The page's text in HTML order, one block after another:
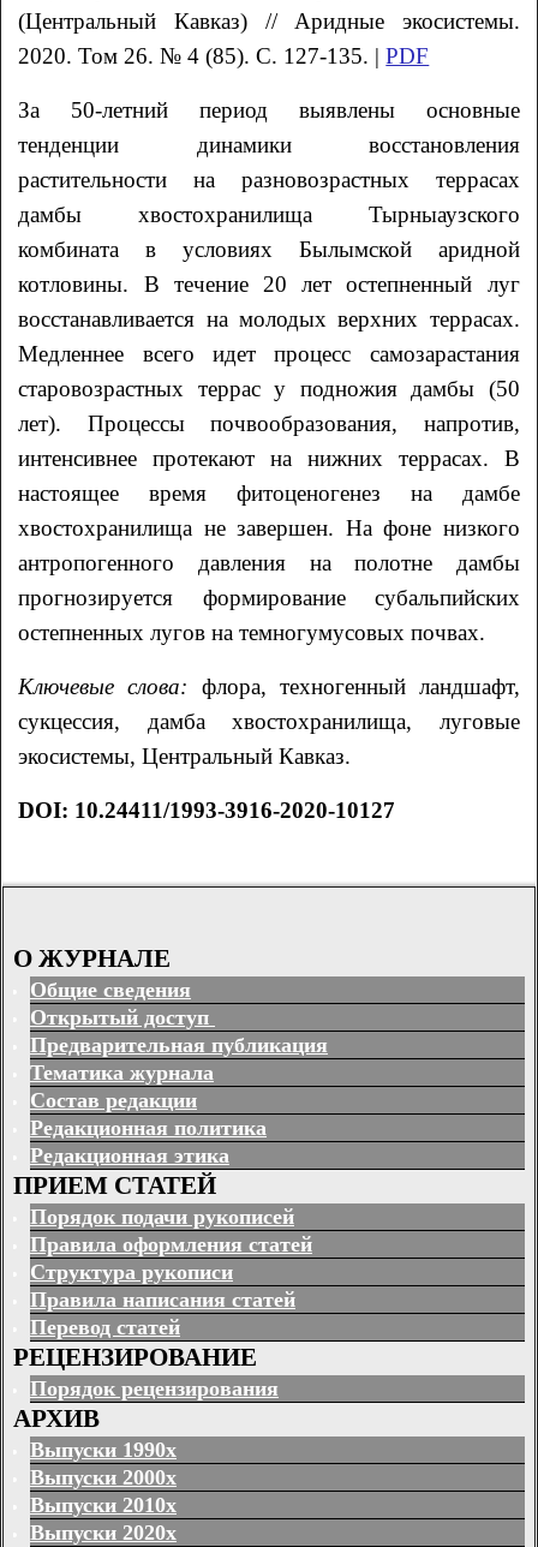
(Центральный Кавказ) // Аридные экосистемы.
2020. Том 26. № 4 (85). С. 127-135. |PDF
За 50-летний период выявлены основные
тенденции динамики восстановления
растительности на разновозрастных террасах
дамбы хвостохранилища Тырныаузского
комбината в условиях Былымской аридной
котловины. В течение 20 лет остепненный луг
восстанавливается на молодых верхних террасах.
Медленнее всего идет процесс самозарастания
старовозрастных террас у подножия дамбы (50
лет). Процессы почвообразования, напротив,
интенсивнее протекают на нижних террасах. В
настоящее время фитоценогенез на дамбе
хвостохранилища не завершен. На фоне низкого
антропогенного давления на полотне дамбы
прогнозируется формирование субальпийских
остепненных лугов на темногумусовых почвах.
Ключевые слова: флора, техногенный ландшафт,
сукцессия, дамба хвостохранилища, луговые
экосистемы, Центральный Кавказ.
DOI: 10.24411/1993-3916-2020-10127
О ЖУРНАЛЕ
Общие сведения
Открытый доступ
Предварительная публикация
Тематика журнала
Состав редакции
Редакционная политика
Редакционная этика
ПРИЕМ СТАТЕЙ
Порядок подачи рукописей
Правила оформления статей
Структура рукописи
Правила написания статей
Перевод статей
РЕЦЕНЗИРОВАНИЕ
Порядок рецензирования
АРХИВ
Выпуски 1990х
Выпуски 2000х
Выпуски 2010х
Выпуски 2020х